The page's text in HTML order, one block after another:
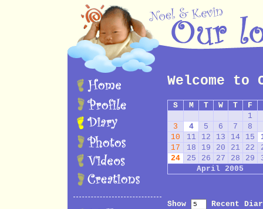
Welcome
S M T W T F
1
3
4 5 6 7 8
10
11 12 13 14 15
17
18 19 20 21 22
24
25 26 27 28 29
April 2005
Show Recent